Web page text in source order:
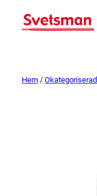
Hem / Okategoriserad